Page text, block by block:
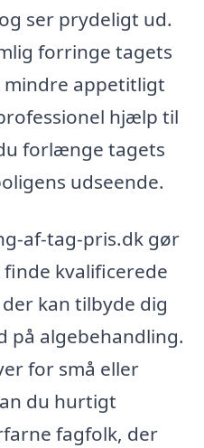
ser prydeligt ud.
forringe tagets
mindre appetitligt
hjælp til
forlænge tagets
udseende.
af-tag-pris.dk gør
kvalificerede
kan tilbyde dig
på algebehandling.
for små eller
du hurtigt
fagfolk, der